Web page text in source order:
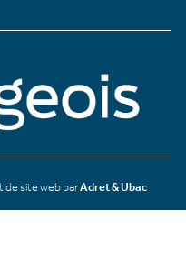
site web parAdret & Ubac